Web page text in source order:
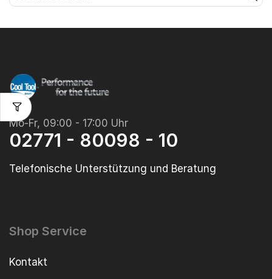
Mo-Fr, 09:00 - 17:00 Uhr
02771 - 80098 - 10
Telefonische Unterstützung und Beratung
Shop Service
Kontakt